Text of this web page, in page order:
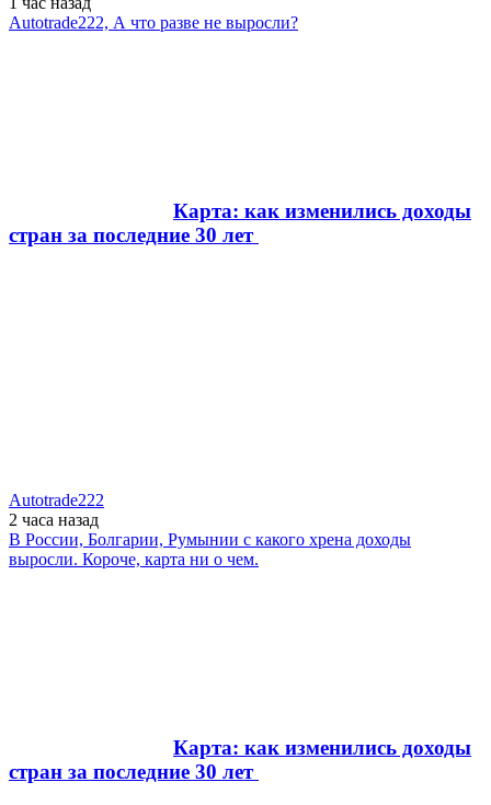
Autotrade222, А что разве не выросли?
Карта: как изменились доходы
стран за последние 30 лет
Autotrade222
2 часа назад
В России, Болгарии, Румынии с какого хрена доходы
выросли. Короче, карта ни о чем.
Карта: как изменились доходы
стран за последние 30 лет